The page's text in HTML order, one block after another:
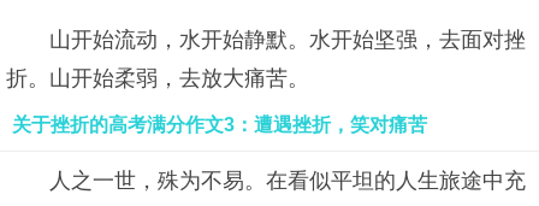
山开始流动，水开始静默。水开始坚强，去面对挫
折。山开始柔弱，去放大痛苦。
关于挫折的高考满分作文3：遭遇挫折，笑对痛苦
人之一世，殊为不易。在看似平坦的人生旅途中充